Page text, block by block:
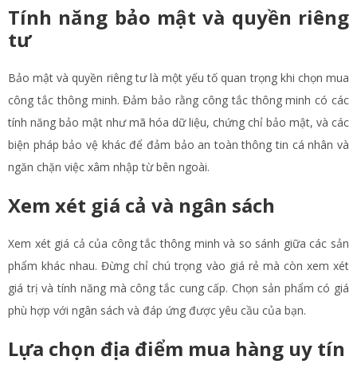
Tính năng bảo mật và quyền riêng
tư
Bảo mật và quyền riêng tư là một yếu tố quan trọng khi chọn mua
công tắc thông minh. Đảm bảo rằng công tắc thông minh có các
tính năng bảo mật như mã hóa dữ liệu, chứng chỉ bảo mật, và các
biện pháp bảo vệ khác để đảm bảo an toàn thông tin cá nhân và
ngăn chặn việc xâm nhập từ bên ngoài.
Xem xét giá cả và ngân sách
Xem xét giá cả của công tắc thông minh và so sánh giữa các sản
phẩm khác nhau. Đừng chỉ chú trọng vào giá rẻ mà còn xem xét
giá trị và tính năng mà công tắc cung cấp. Chọn sản phẩm có giá
phù hợp với ngân sách và đáp ứng được yêu cầu của bạn.
Lựa chọn địa điểm mua hàng uy tín